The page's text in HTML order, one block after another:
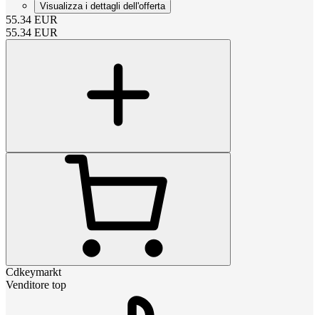
Visualizza i dettagli dell'offerta
55.34 EUR
55.34 EUR
Cdkeymarkt
Venditore top